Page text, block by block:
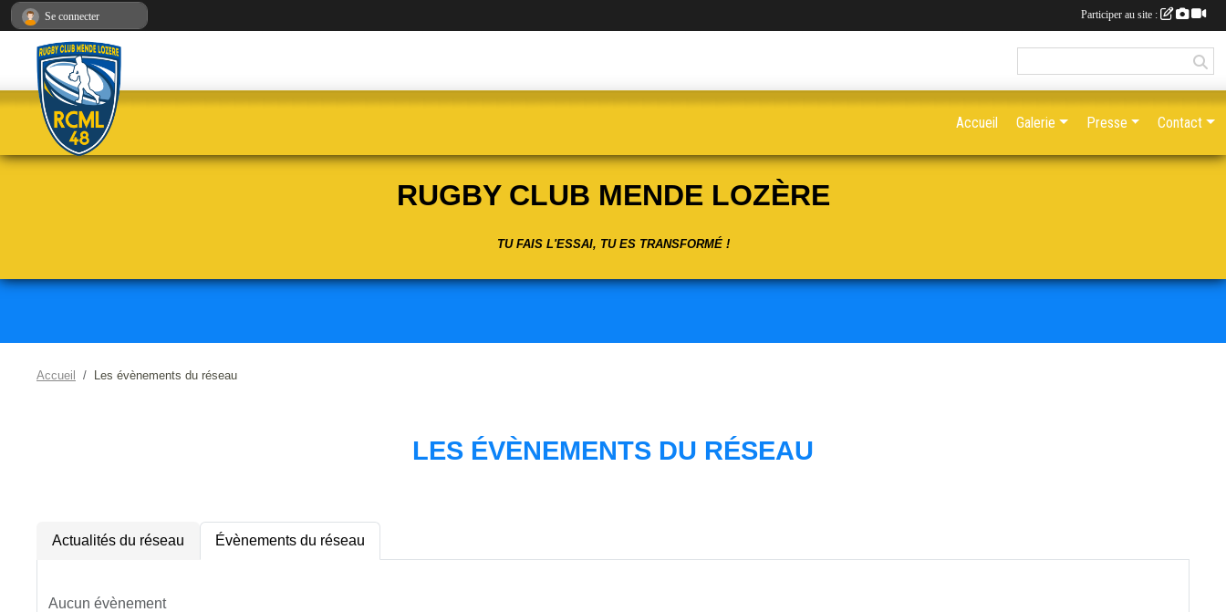
RUGBY CLUB MENDE LOZÈRE
TU FAIS L'ESSAI, TU ES TRANSFORMÉ !
Accueil Les évènements du réseau
LES ÉVÈNEMENTS DU RÉSEAU
Actualités du réseau Évènements du réseau
Aucun évènement
Accueil Galerie Presse Contact
Se connecter Participer au site :
Panneau de gestion des cookies